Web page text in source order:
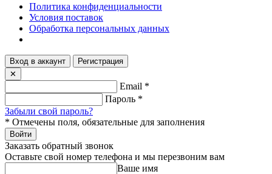
Политика конфиденциальности
Условия поставок
Обработка персональных данных
Вход в аккаунт
Регистрация
✕
Email *
Пароль *
Забыли свой пароль?
* Отмечены поля, обязательные для заполнения
Войти
Заказать обратный звонок
Оставьте свой номер телефона и мы перезвоним вам
Ваше имя